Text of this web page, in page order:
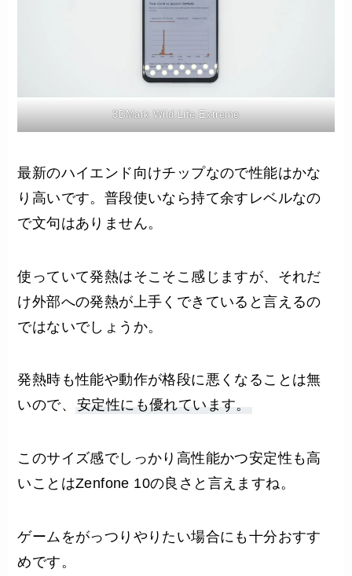
3DMark Wild Life Extreme
最新のハイエンド向けチップなので性能はかな
り高いです。普段使いなら持て余すレベルなの
で文句はありません。
使っていて発熱はそこそこ感じますが、それだ
け外部への発熱が上手くできていると言えるの
ではないでしょうか。
発熱時も性能や動作が格段に悪くなることは無
いので、 安定性にも優れています。
このサイズ感でしっかり高性能かつ安定性も高
いことはZenfone 10の良さと言えますね。
ゲームをがっつりやりたい場合にも十分おすす
めです。